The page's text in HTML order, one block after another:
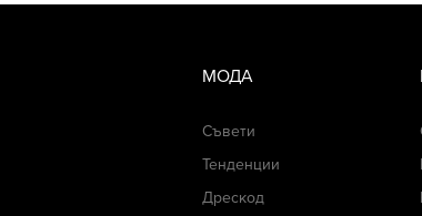
МОДА
Съвети
Тенденции
Дрескод